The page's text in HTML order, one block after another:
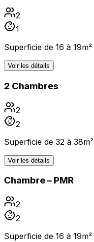
2
1
Superficie de 16 à 19m²
Voir les détails
2 Chambres
2
2
Superficie de 32 à 38m²
Voir les détails
Chambre – PMR
2
2
Superficie de 16 à 19m²